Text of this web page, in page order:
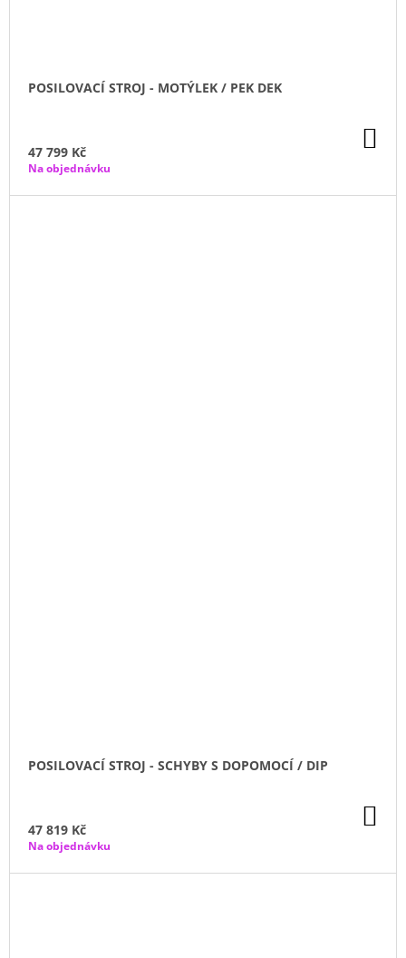
POSILOVACÍ STROJ - MOTÝLEK / PEK DEK
47 799 Kč
Na objednávku
POSILOVACÍ STROJ - SCHYBY S DOPOMOCÍ / DIP
47 819 Kč
Na objednávku